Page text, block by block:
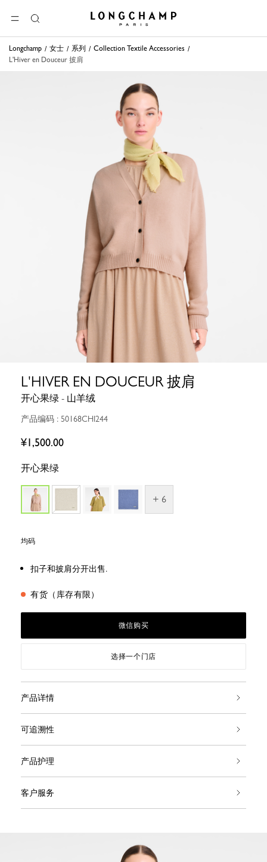
选单
搜
索
Longchamp - 主页
Longchamp 女士 系列
Collection Textile Accessories
L'Hiver en Douceur 披肩
L'HIVER EN DOUCEUR 披肩
开心果绿 - 山羊绒
产品编码 : 50168CHI244
¥1,500.00
开心果绿
+ 6
均码
扣子和披肩分开出售.
有货（库存有限）
微信购买
选择一个门店
产品详情
可追溯性
产品护理
客户服务